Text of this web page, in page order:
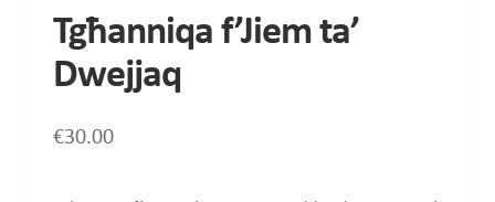
Tgħanniqa f’Jiem ta’
Dwejjaq
€30.00